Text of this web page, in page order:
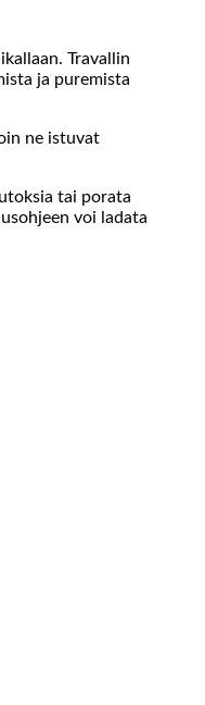
Travallin
ja puremista
ne istuvat
tai porata
voi ladata